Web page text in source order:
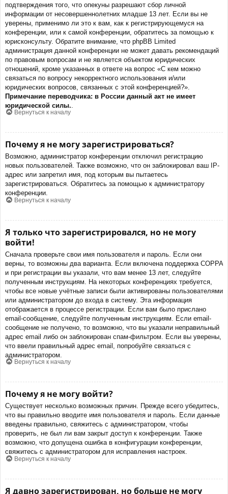
подтверждения того, что опекуны разрешают сбор личной
информации от несовершеннолетних младше 13 лет. Если вы не
уверены, применимо ли это к вам, как к регистрирующемуся на
конференции, или к самой конференции, обратитесь за помощью к
юрисконсульту. Обратите внимание, что phpBB Limited
администрация данной конференции не может давать рекомендаций
по правовым вопросам и не является объектом юридических
отношений, кроме указанных в ответе на вопрос «С кем можно
связаться по вопросу некорректного использования и/или
юридических вопросов, связанных с этой конференцией?».
Примечание переводчика: в России данный акт не имеет
юридической силы.
Вернуться к началу
Почему я не могу зарегистрироваться?
Возможно, администратор конференции отключил регистрацию
новых пользователей. Также возможно, что он заблокировал ваш IP-
адрес или запретил имя, под которым вы пытаетесь
зарегистрироваться. Обратитесь за помощью к администратору
конференции.
Вернуться к началу
Я только что зарегистрировался, но не могу
войти!
Сначала проверьте свои имя пользователя и пароль. Если они
верны, то возможны два варианта. Если включена поддержка COPPA
и при регистрации вы указали, что вам менее 13 лет, следуйте
полученным инструкциям. На некоторых конференциях требуется,
чтобы все новые учётные записи были активированы пользователями
или администратором до входа в систему. Эта информация
отображается в процессе регистрации. Если вам было прислано
email-сообщение, следуйте полученным инструкциям. Если email-
сообщение не получено, то возможно, что вы указали неправильный
адрес email либо он заблокирован спам-фильтром. Если вы уверены,
что ввели правильный адрес email, попробуйте связаться с
администратором.
Вернуться к началу
Почему я не могу войти?
Существует несколько возможных причин. Прежде всего убедитесь,
что вы правильно вводите имя пользователя и пароль. Если данные
введены правильно, свяжитесь с администратором, чтобы
проверить, не был ли вам закрыт доступ к конференции. Также
возможно, что допущена ошибка в конфигурации конференции,
свяжитесь с администратором для исправления настроек.
Вернуться к началу
Я давно зарегистрирован, но больше не могу